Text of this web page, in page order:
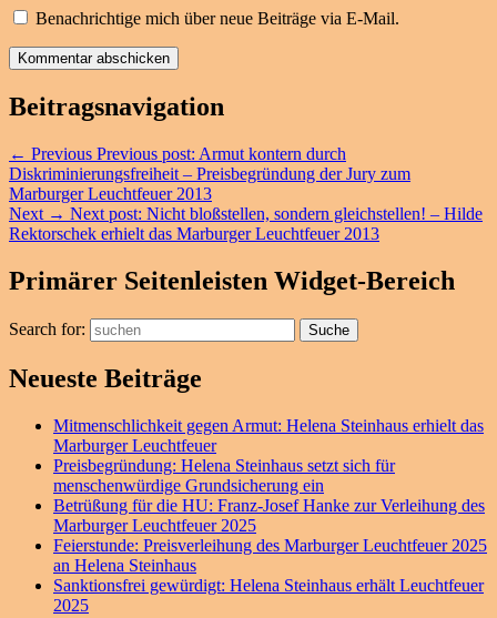
Benachrichtige mich über neue Beiträge via E-Mail.
Beitragsnavigation
← Previous Previous post: Armut kontern durch
Diskriminierungsfreiheit – Preisbegründung der Jury zum
Marburger Leuchtfeuer 2013
Next → Next post: Nicht bloßstellen, sondern gleichstellen! – Hilde
Rektorschek erhielt das Marburger Leuchtfeuer 2013
Primärer Seitenleisten Widget-Bereich
Search for: Suche
Neueste Beiträge
Mitmenschlichkeit gegen Armut: Helena Steinhaus erhielt das
Marburger Leuchtfeuer
Preisbegründung: Helena Steinhaus setzt sich für
menschenwürdige Grundsicherung ein
Betrüßung für die HU: Franz-Josef Hanke zur Verleihung des
Marburger Leuchtfeuer 2025
Feierstunde: Preisverleihung des Marburger Leuchtfeuer 2025
an Helena Steinhaus
Sanktionsfrei gewürdigt: Helena Steinhaus erhält Leuchtfeuer
2025